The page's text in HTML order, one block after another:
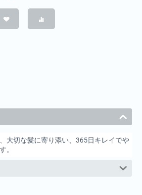
大切な髪に寄り添い、365日キレイでや
。